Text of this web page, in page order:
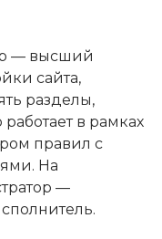
— высший
сайта,
разделы,
в рамках
правил с
На
—